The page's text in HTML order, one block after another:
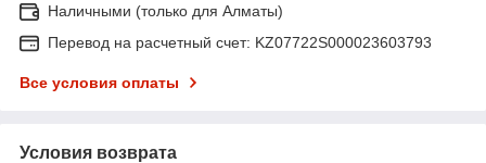
Наличными (только для Алматы)
Перевод на расчетный счет: KZ07722S000023603793
Все условия оплаты
Условия возврата